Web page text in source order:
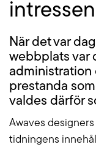
intressen
När det var
webbplats var
administration
prestanda
valdes därför
Awaves
tidningens